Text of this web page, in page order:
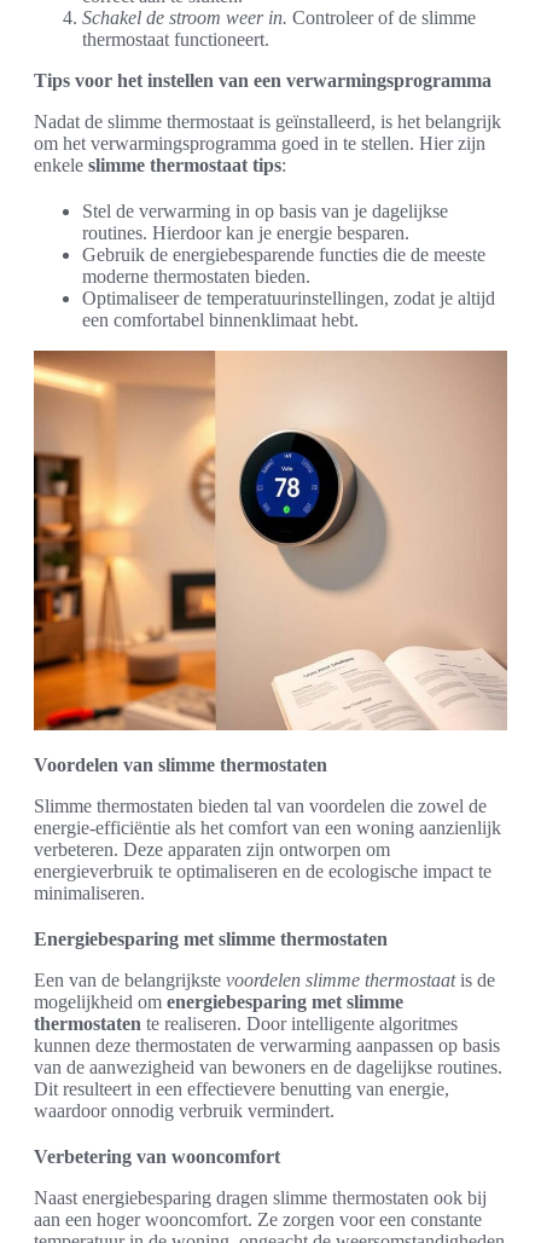
Schakel de stroom weer in. Controleer of de slimme
thermostaat functioneert.
Tips voor het instellen van een verwarmingsprogramma
Nadat de slimme thermostaat is geïnstalleerd, is het belangrijk
om het verwarmingsprogramma goed in te stellen. Hier zijn
enkele slimme thermostaat tips:
Stel de verwarming in op basis van je dagelijkse
routines. Hierdoor kan je energie besparen.
Gebruik de energiebesparende functies die de meeste
moderne thermostaten bieden.
Optimaliseer de temperatuurinstellingen, zodat je altijd
een comfortabel binnenklimaat hebt.
Voordelen van slimme thermostaten
Slimme thermostaten bieden tal van voordelen die zowel de
energie-efficiëntie als het comfort van een woning aanzienlijk
verbeteren. Deze apparaten zijn ontworpen om
energieverbruik te optimaliseren en de ecologische impact te
minimaliseren.
Energiebesparing met slimme thermostaten
Een van de belangrijkste voordelen slimme thermostaatis de
mogelijkheid om energiebesparing met slimme
thermostaten te realiseren. Door intelligente algoritmes
kunnen deze thermostaten de verwarming aanpassen op basis
van de aanwezigheid van bewoners en de dagelijkse routines.
Dit resulteert in een effectievere benutting van energie,
waardoor onnodig verbruik vermindert.
Verbetering van wooncomfort
Naast energiebesparing dragen slimme thermostaten ook bij
aan een hoger wooncomfort. Ze zorgen voor een constante